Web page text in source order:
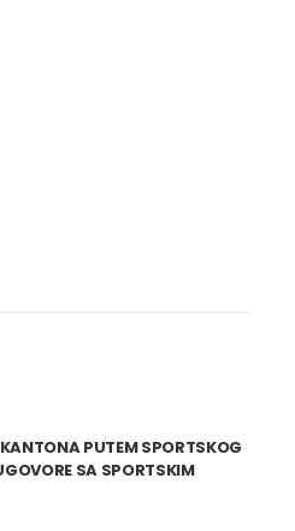
PUTEM SPORTSKOG
SA SPORTSKIM